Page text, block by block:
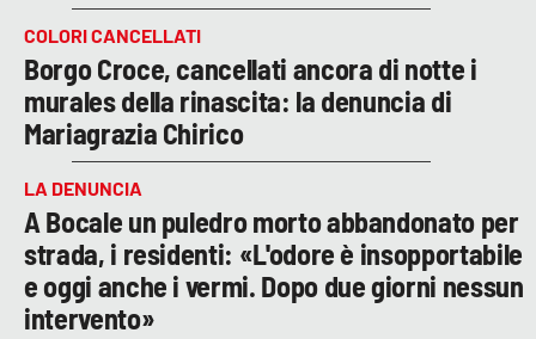
COLORI CANCELLATI
Borgo Croce, cancellati ancora di notte i
murales della rinascita: la denuncia di
Mariagrazia Chirico
LA DENUNCIA
A Bocale un puledro morto abbandonato per
strada, i residenti: «L'odore è insopportabile
e oggi anche i vermi. Dopo due giorni nessun
intervento»